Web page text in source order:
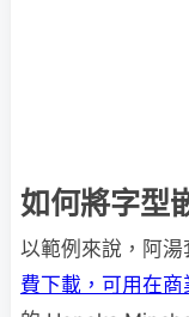
如何將字型
以範例來說，阿湯
費下載，可用在商